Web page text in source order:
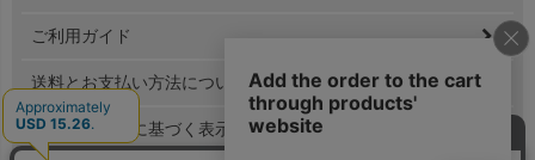
ご利用ガイド
送料とお支払い方法について
特定商取引法に基づく表示